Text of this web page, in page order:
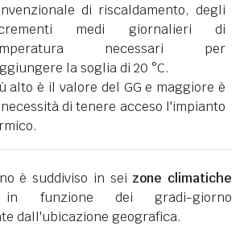
di riscaldamento, degli
medi giornalieri di
necessari per
la soglia di 20 °C.
alto è il valore del GG e maggiore è
di tenere acceso l'impianto
è suddiviso in sei zone climatiche
funzione dei gradi-giorno
dall'ubicazione geografica.